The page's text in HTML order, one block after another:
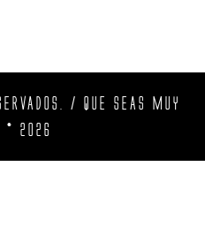
/ QUE SEAS MUY
© 2026